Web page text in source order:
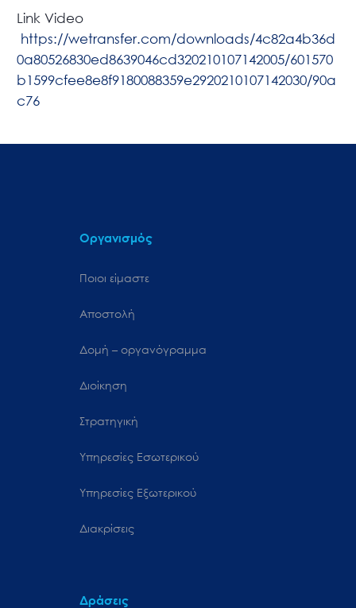
Link Video
https://wetransfer.com/downloads/4c82a4b36d
0a80526830ed8639046cd320210107142005/601570
b1599cfee8e8f9180088359e2920210107142030/90a
c76
Οργανισμός
Ποιοι είμαστε
Αποστολή
Δομή – οργανόγραμμα
Διοίκηση
Στρατηγική
Υπηρεσίες Εσωτερικού
Υπηρεσίες Εξωτερικού
Διακρίσεις
Δράσεις